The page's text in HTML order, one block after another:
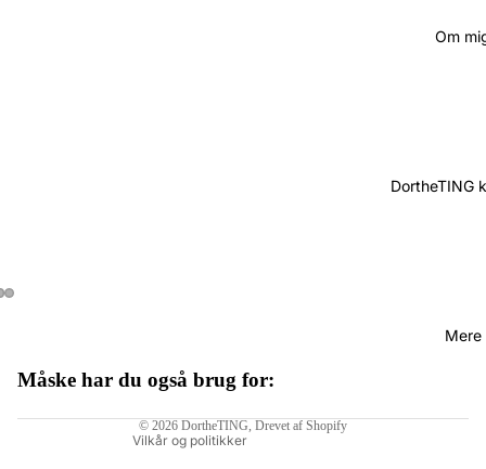
Om
DortheTING
Mere
Måske har du også brug for:
© 2026 DortheTING, Drevet af Shopify
Vilkår og politikker